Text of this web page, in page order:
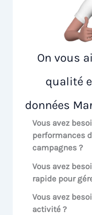
On vous
qualité
données
Vous avez
performances
campagnes ?
Vous avez
rapide pour
Vous avez
activité ?